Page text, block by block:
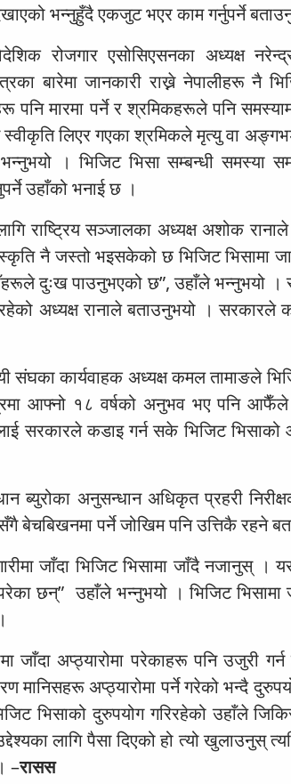
भन्नुहुँदै एकजुट भएर काम गर्नुपर्ने
रोजगार एसोसिएसनका अध्यक्ष
बारेमा जानकारी राख्ने नेपालीहरू नै
पनि मारमा पर्ने र श्रमिकहरूले पनि
स्वीकृति लिएर गएका श्रमिकले मृत्यु वा
। भिजिट भिसा सम्बन्धी समस्या
उहाँको भनाई छ ।
राष्ट्रिय सञ्जालका अध्यक्ष अशोक
नै जस्तो भइसकेको छ भिजिट भिसामा
दुःख पाउनुभएको छ”, उहाँले भन्नुभयो
अध्यक्ष रानाले बताउनुभयो । सरकारले
संघका कार्यवाहक अध्यक्ष कमल तामाङले
आफ्नो १८ वर्षको अनुभव भए पनि
सरकारले कडाइ गर्न सके भिजिट भिसाको
ब्युरोका अनुसन्धान अधिकृत प्रहरी
बेचबिखनमा पर्ने जोखिम पनि उत्तिकै रहने
जाँदा भिजिट भिसामा जाँदै नजानुस् ।
छन्” उहाँले भन्नुभयो । भिजिट
जाँदा अप्ठ्यारोमा परेकाहरू पनि उजुरी
मानिसहरू अप्ठ्यारोमा पर्ने गरेको भन्दै
भिसाको दुरुपयोग गरिरहेको उहाँले
लागि पैसा दिएको हो त्यो खुलाउनुस्
–रासस